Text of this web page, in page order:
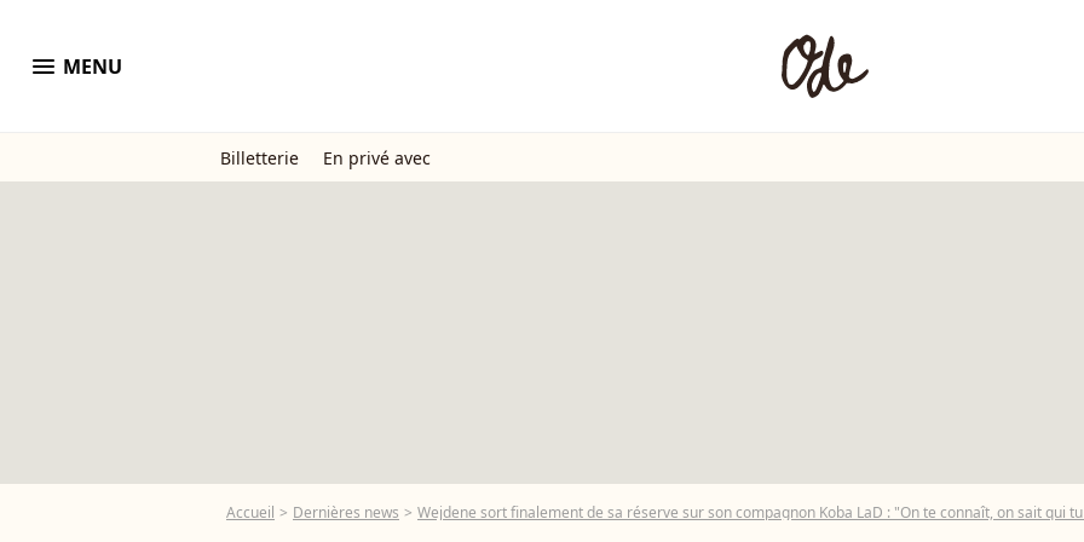
menu MENU
Billetterie En privé avec
Accueil Dernières news Wejdene sort finalement de sa réserve sur son compagnon Koba LaD : "On te connaît, on sait qui